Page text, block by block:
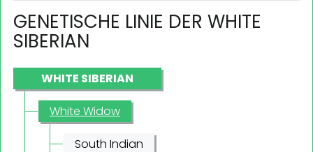
GENETISCHE LINIE DER WHITE
SIBERIAN
WHITE SIBERIAN
White Widow
South Indian